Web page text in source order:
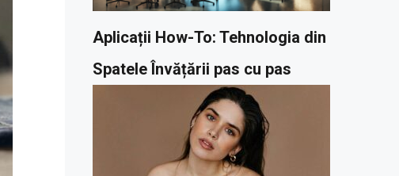
Aplicații How-To: Tehnologia din
Spatele Învățării pas cu pas